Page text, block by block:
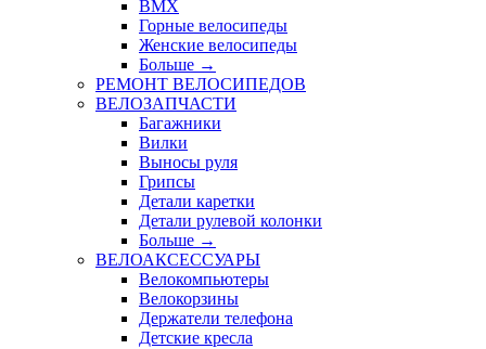
BMX
Горные велосипеды
Женские велосипеды
Больше →
РЕМОНТ ВЕЛОСИПЕДОВ
ВЕЛОЗАПЧАСТИ
Багажники
Вилки
Выносы руля
Грипсы
Детали каретки
Детали рулевой колонки
Больше →
ВЕЛОАКСЕССУАРЫ
Велокомпьютеры
Велокорзины
Держатели телефона
Детские кресла